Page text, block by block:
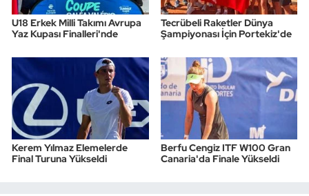
U18 Erkek Milli Takımı Avrupa
Yaz Kupası Finalleri'nde
Tecrübeli Raketler Dünya
Şampiyonası İçin Portekiz'de
Kerem Yılmaz Elemelerde
Final Turuna Yükseldi
Berfu Cengiz ITF W100 Gran
Canaria'da Finale Yükseldi